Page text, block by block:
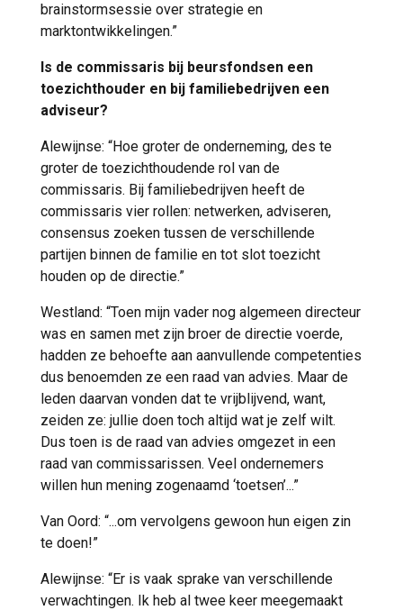
brainstormsessie over strategie en
marktontwikkelingen.”
Is de commissaris bij beursfondsen een
toezichthouder en bij familiebedrijven een
adviseur?
Alewijnse: “Hoe groter de onderneming, des te
groter de toezichthoudende rol van de
commissaris. Bij familiebedrijven heeft de
commissaris vier rollen: netwerken, adviseren,
consensus zoeken tussen de verschillende
partijen binnen de familie en tot slot toezicht
houden op de directie.”
Westland: “Toen mijn vader nog algemeen directeur
was en samen met zijn broer de directie voerde,
hadden ze behoefte aan aanvullende competenties
dus benoemden ze een raad van advies. Maar de
leden daarvan vonden dat te vrijblijvend, want,
zeiden ze: jullie doen toch altijd wat je zelf wilt.
Dus toen is de raad van advies omgezet in een
raad van commissarissen. Veel ondernemers
willen hun mening zogenaamd ‘toetsen’...”
Van Oord: “...om vervolgens gewoon hun eigen zin
te doen!”
Alewijnse: “Er is vaak sprake van verschillende
verwachtingen. Ik heb al twee keer meegemaakt